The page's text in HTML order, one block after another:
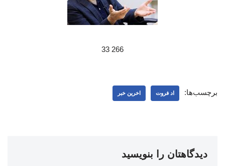
266 33
برچسب‌ها: اد فروت اخرین خبر
دیدگاهتان را بنویسید